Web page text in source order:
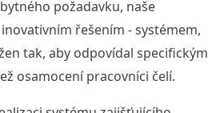
požadavku, naše
řešením - systémem,
tak, aby odpovídal specifickým
osamocení pracovníci čelí.